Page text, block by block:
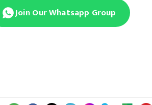
Join Our Whatsapp Group